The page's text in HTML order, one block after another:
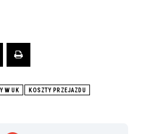
W UK KOSZTY PRZEJAZDU